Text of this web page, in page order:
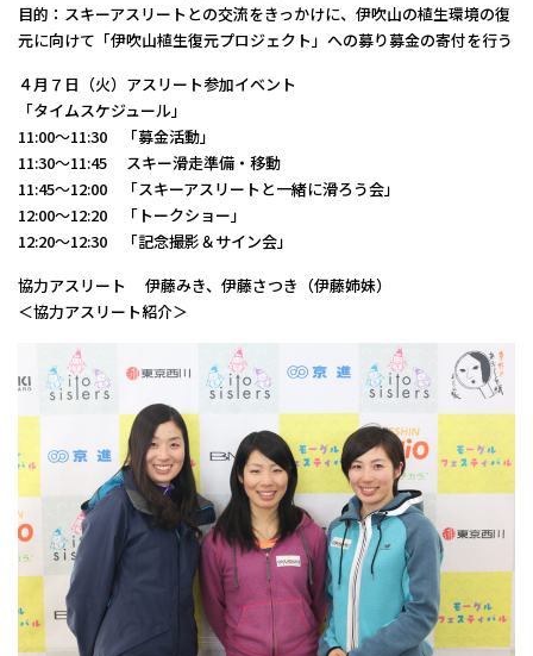
目的：スキーアスリートとの交流をきっかけに、伊吹山の植生環境の復
元に向けて「伊吹山植生復元プロジェクト」への募り募金の寄付を行う
４月７日（火）アスリート参加イベント
「タイムスケジュール」
11:00〜11:30 「募金活動」
11:30〜11:45 スキー滑走準備・移動
11:45〜12:00 「スキーアスリートと一緒に滑ろう会」
12:00〜12:20 「トークショー」
12:20〜12:30 「記念撮影＆サイン会」
​協力アスリート 伊藤みき、伊藤さつき（伊藤姉妹）
＜協力アスリート紹介＞